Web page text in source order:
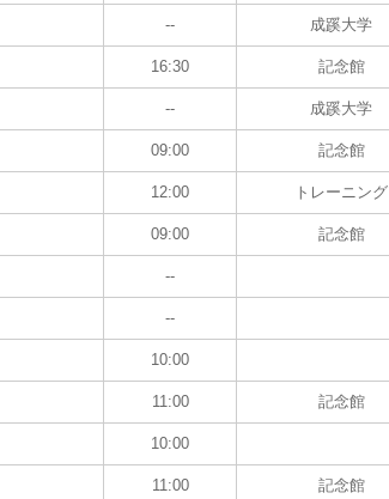
-- 成蹊大学
16:30 記念館
-- 成蹊大学
09:00 記念館
12:00 トレーニング
09:00 記念館
--
--
10:00
11:00 記念館
10:00
11:00 記念館